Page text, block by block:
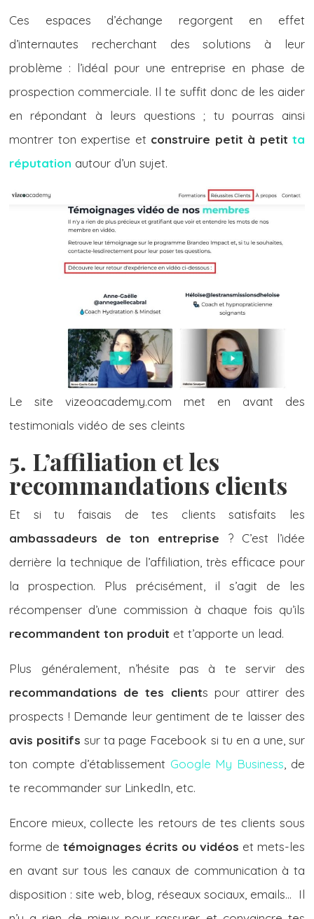
Ces espaces d’échange regorgent en effet
d’internautes recherchant des solutions à leur
problème : l’idéal pour une entreprise en phase de
prospection commerciale. Il te suffit donc de les aider
en répondant à leurs questions ; tu pourras ainsi
montrer ton expertise et construire petit à petit ta
réputation autour d’un sujet.
Le site vizeoacademy.com met en avant des
testimonials vidéo de ses cleints
5. L’affiliation et les
recommandations clients
Et si tu faisais de tes clients satisfaits les
ambassadeurs de ton entreprise ? C’est l’idée
derrière la technique de l’affiliation, très efficace pour
la prospection. Plus précisément, il s’agit de les
récompenser d’une commission à chaque fois qu’ils
recommandent ton produit et t’apporte un lead.
Plus généralement, n’hésite pas à te servir des
recommandations de tes clients pour attirer des
prospects ! Demande leur gentiment de te laisser des
avis positifs sur ta page Facebook si tu en a une, sur
ton compte d’établissement Google My Business , de
te recommander sur LinkedIn, etc.
Encore mieux, collecte les retours de tes clients sous
forme de témoignages écrits ou vidéos et mets-les
en avant sur tous les canaux de communication à ta
disposition : site web, blog, réseaux sociaux, emails… Il